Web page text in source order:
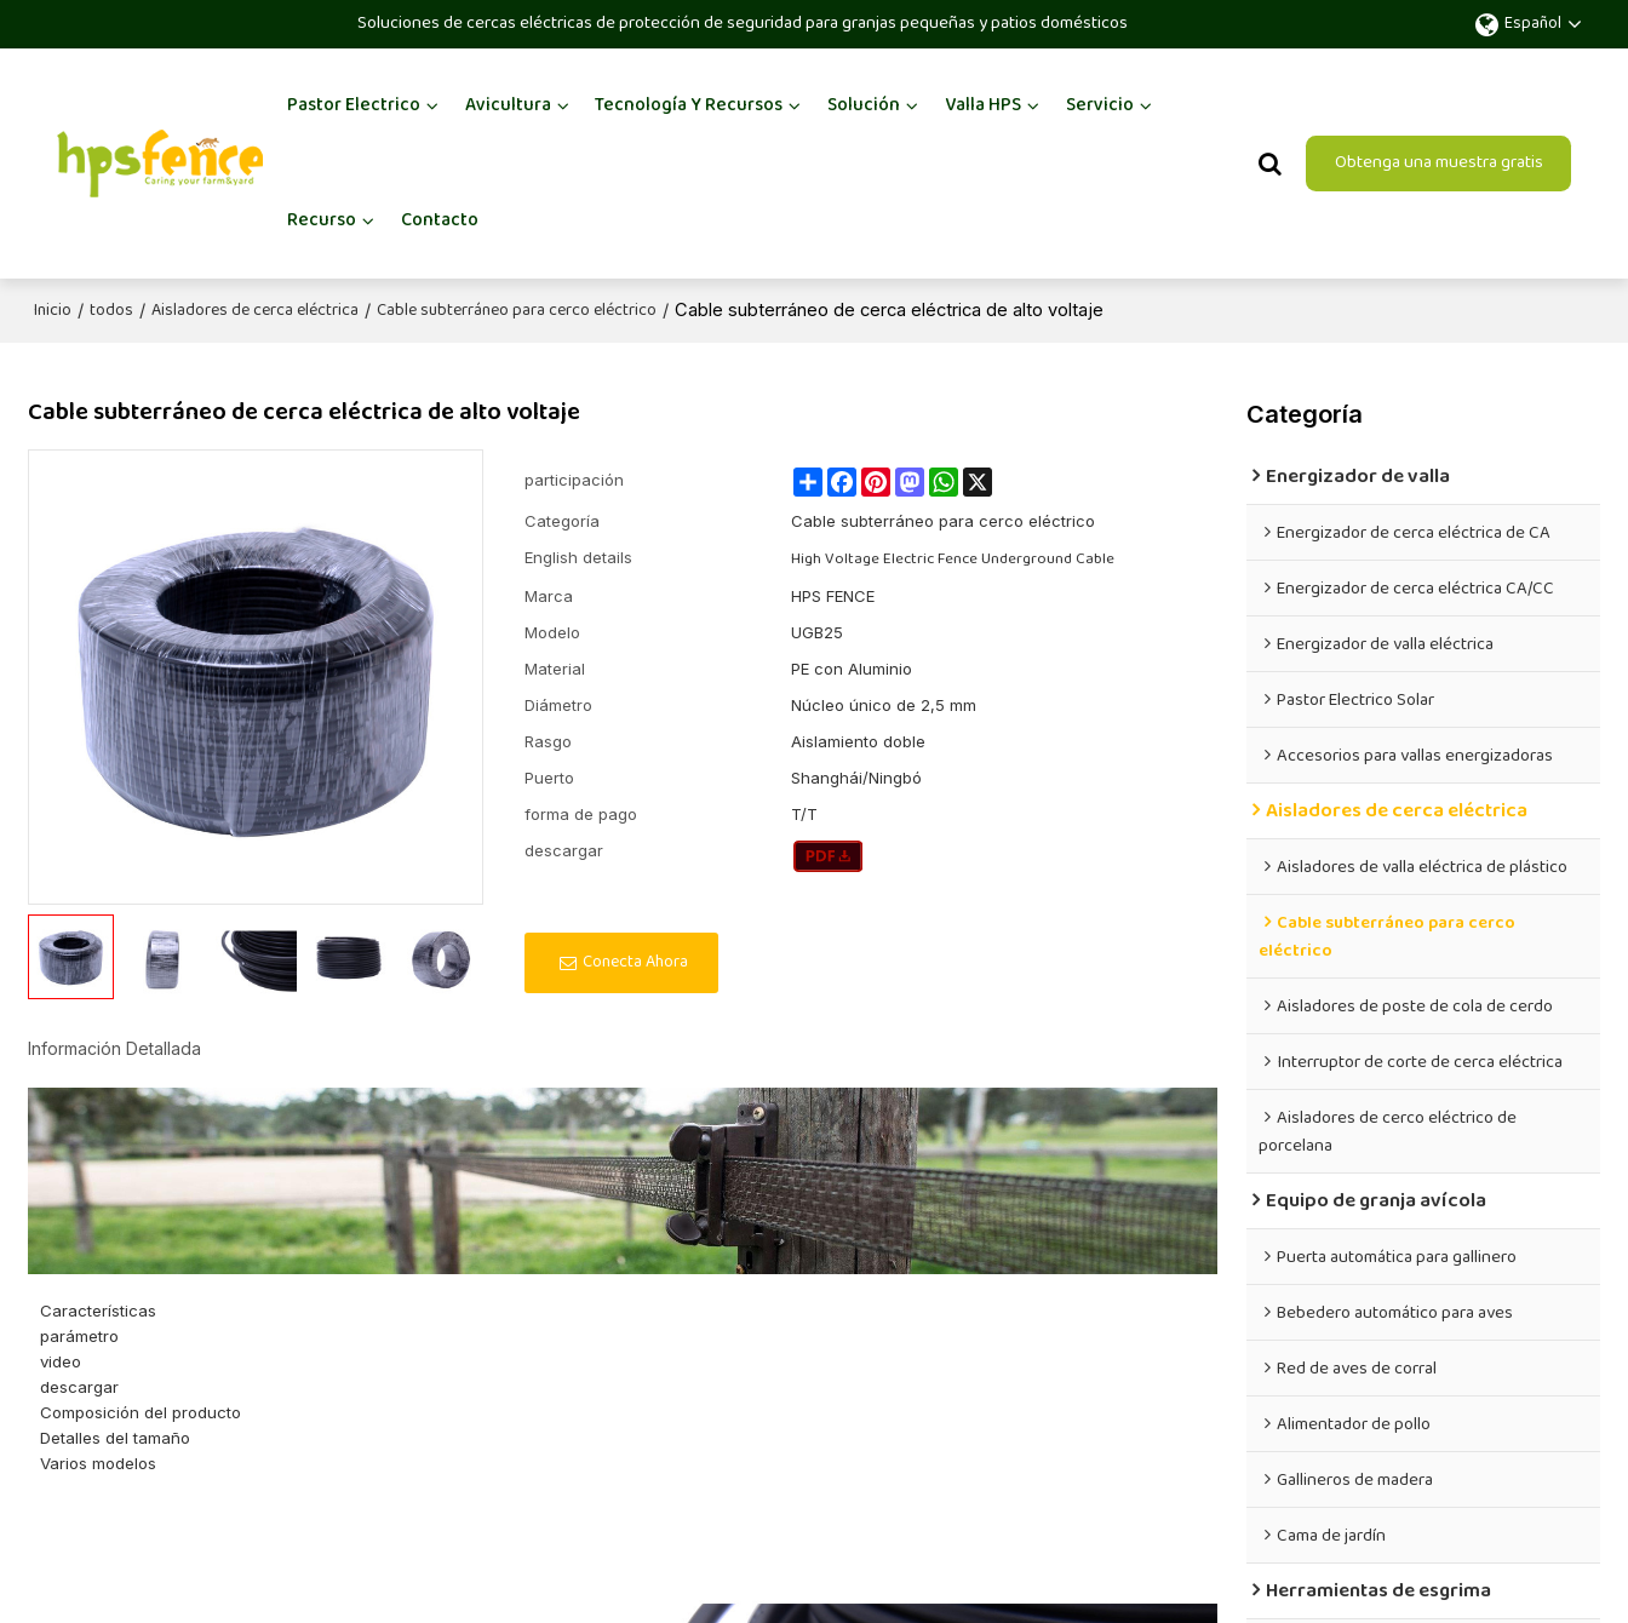
Soluciones de cercas eléctricas de protección de seguridad para granjas pequeñas y patios domésticos Español
Pastor Electrico Avicultura Tecnología Y Recursos Solución Valla HPS Servicio
Recurso Contacto
Obtenga una muestra gratis
Inicio / todos / Aisladores de cerca eléctrica / Cable subterráneo para cerco eléctrico / Cable subterráneo de cerca eléctrica de alto voltaje
Cable subterráneo de cerca eléctrica de alto voltaje
participación ShareFacebookPinterestMastodon
WhatsApp
Categoría
Cable subterráneo para cerco eléctrico
English details
High Voltage Electric Fence Underground Cable
Marca
HPS FENCE
Modelo
UGB25
Material
PE con Aluminio
Diámetro
Núcleo único de 2,5 mm
Rasgo
Aislamiento doble
Puerto
Shanghái/Ningbó
forma de pago
T/T
descargar
Conecta Ahora
Información Detallada
Características
parámetro
video
descargar
Composición del producto
Detalles del tamaño
Varios modelos
Categoría
Energizador de valla
Energizador de cerca eléctrica de CA
Energizador de cerca eléctrica CA/CC
Energizador de valla eléctrica
Pastor Electrico Solar
Accesorios para vallas energizadoras
Aisladores de cerca eléctrica
Aisladores de valla eléctrica de plástico
Cable subterráneo para cerco
eléctrico
Aisladores de poste de cola de cerdo
Interruptor de corte de cerca eléctrica
Aisladores de cerco eléctrico de
porcelana
Equipo de granja avícola
Puerta automática para gallinero
Bebedero automático para aves
Red de aves de corral
Alimentador de pollo
Gallineros de madera
Cama de jardín
Herramientas de esgrima